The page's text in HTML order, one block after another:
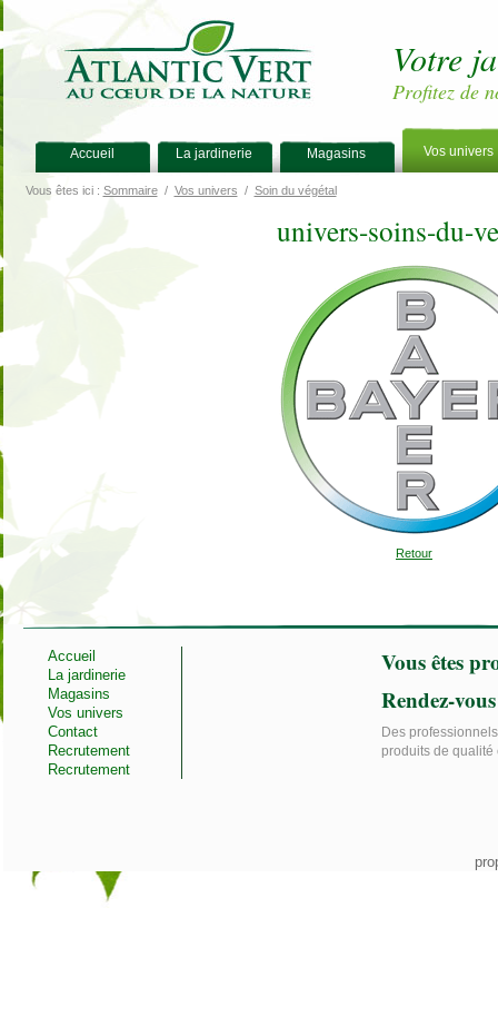
Votre
Profitez de
Accueil La jardinerie Magasins Vos univers
Vous êtes ici : Sommaire/ Vos univers / Soin du végétal
univers-soins-du-
Retour
Accueil
La jardinerie
Magasins
Vos univers
Contact
Recrutement
Recrutement
Vous êtes
Rendez-
Des
produits de qualité